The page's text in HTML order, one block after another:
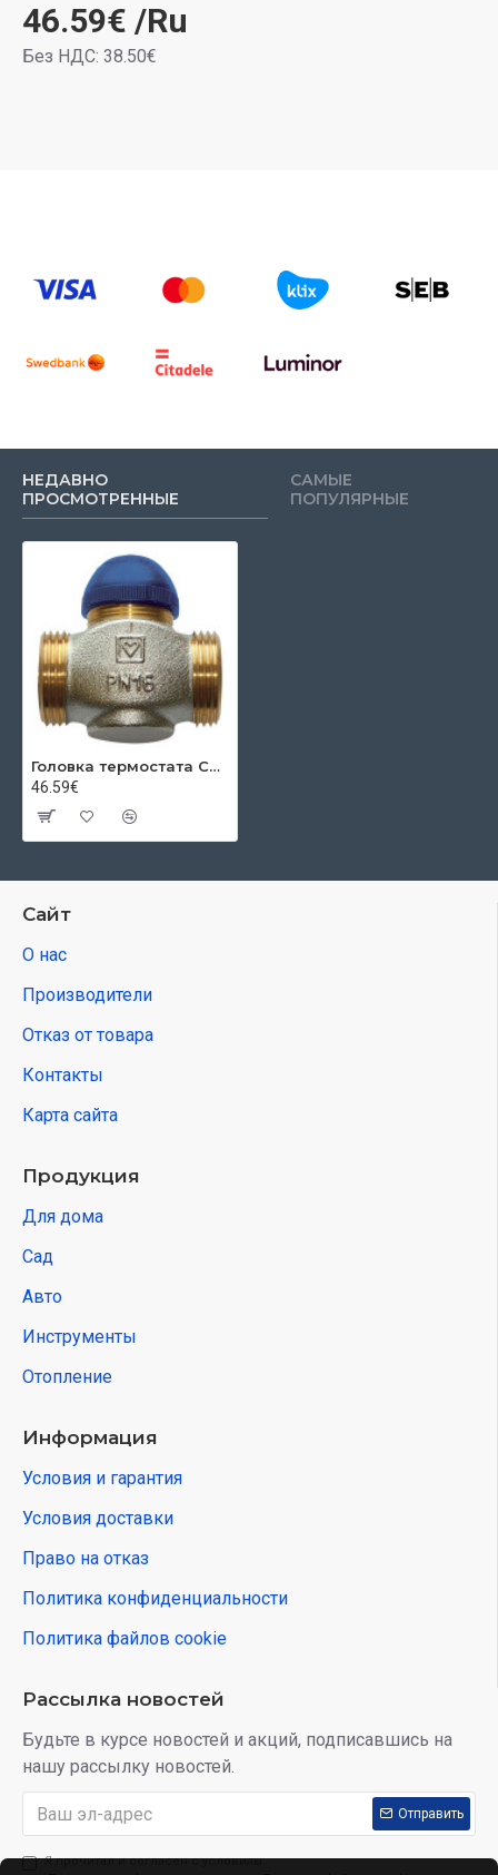
46.59€ /Ru
Без НДС: 38.50€
НЕДАВНО
ПРОСМОТРЕННЫЕ
САМЫЕ
ПОПУЛЯРНЫЕ
Головка термостата CALIS-TS-RD DN32 11/2" А.В. КВС=6,84Herz
46.59€
Сайт
О нас
Производители
Отказ от товара
Контакты
Карта сайта
Продукция
Для дома
Сад
Авто
Инструменты
Отопление
Информация
Условия и гарантия
Условия доставки
Право на отказ
Политика конфиденциальности
Политика файлов cookie
Рассылка новостей
Будьте в курсе новостей и акций, подписавшись на
нашу рассылку новостей.
Отправить
Я прочитал и согласен с условиям: